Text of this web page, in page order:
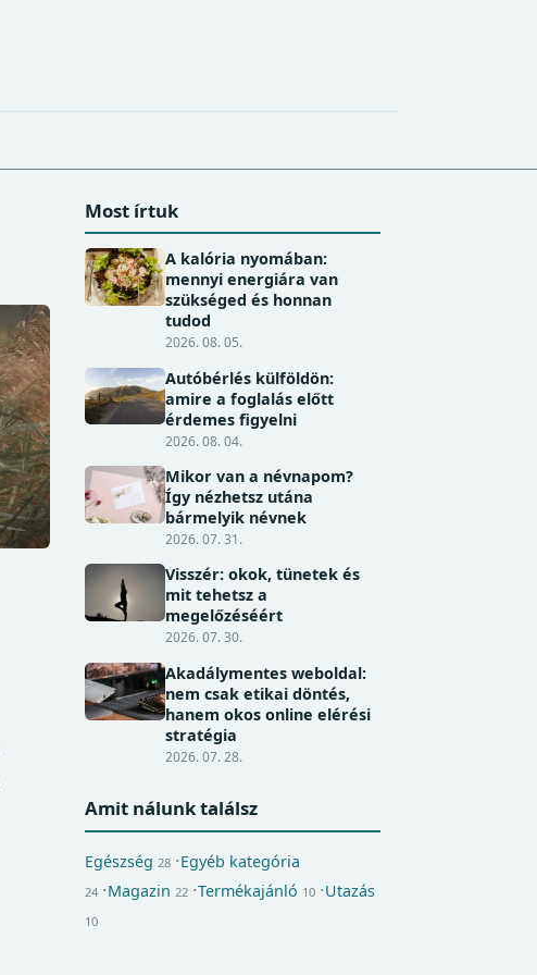
Most írtuk
A kalória nyomában:
mennyi energiára van
szükséged és honnan
tudod
2026. 08. 05.
Autóbérlés külföldön:
amire a foglalás előtt
érdemes figyelni
2026. 08. 04.
Mikor van a névnapom?
Így nézhetsz utána
bármelyik névnek
2026. 07. 31.
Visszér: okok, tünetek és
mit tehetsz a
megelőzéséért
2026. 07. 30.
Akadálymentes weboldal:
nem csak etikai döntés,
hanem okos online elérési
stratégia
2026. 07. 28.
Amit nálunk találsz
Egészség 28 Egyéb kategória
24 Magazin 22 Termékajánló 10 Utazás
10